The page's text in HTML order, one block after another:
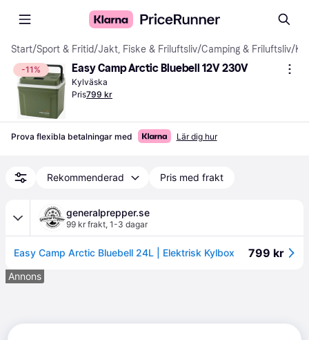
Start/Sport & Fritid/Jakt, Fiske & Friluftsliv/Camping & Friluftsliv/
-11% Easy Camp Arctic Bluebell 12V 230V
Kylväska
Pris799 kr
Prova flexibla betalningar med Lär dig hur
Rekommenderad Pris med frakt
generalprepper.se
99 kr frakt, 1-3 dagar
Easy Camp Arctic Bluebell 24L | Elektrisk Kylbox 799 kr
Annons